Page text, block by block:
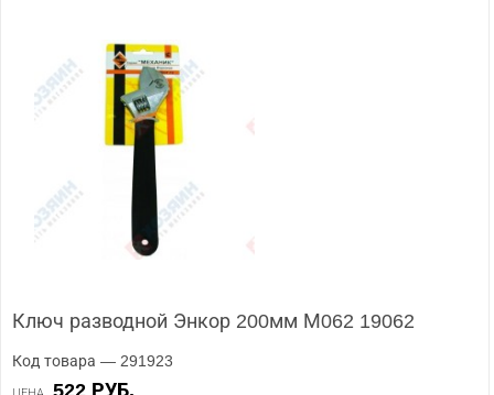
Ключ разводной Энкор 200мм М062 19062
Код товара — 291923
522 РУБ.